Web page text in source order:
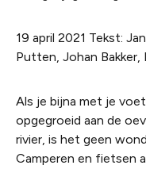
19 april 2021 Tekst:
Putten, Johan Bakker,
Als je bijna met je
opgegroeid aan de
rivier, is het geen
Camperen en fietsen